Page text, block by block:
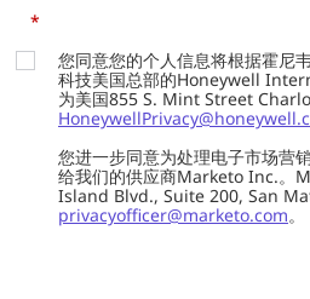
*
您同意您的个人信息将根据霍尼
科技美国总部的Honeywell
为美国855 S. Mint Street
您进一步同意为处理电子市场营
给我们的供应商Marketo Inc.。
Island Blvd., Suite 200, San
privacyofficer@marketo.com。